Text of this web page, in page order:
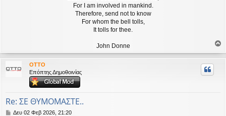
For I am involved in mankind.
Therefore, send not to know
For whom the bell tolls,
It tolls for thee.
John Donne
ο
ρ
OTTO
Επόπτης Δημοθοινίας
Re: ΣΕ ΘΥΜΟΜΑΣΤΕ..
Δ
Δευ 02 Φεβ 2026, 21:20